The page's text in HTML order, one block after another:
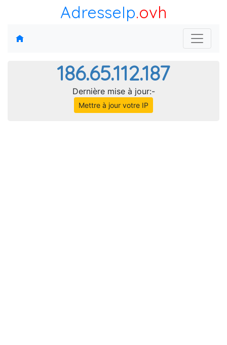
AdresseIp.ovh
186.65.112.187
Dernière mise à jour:-
Mettre à jour votre IP